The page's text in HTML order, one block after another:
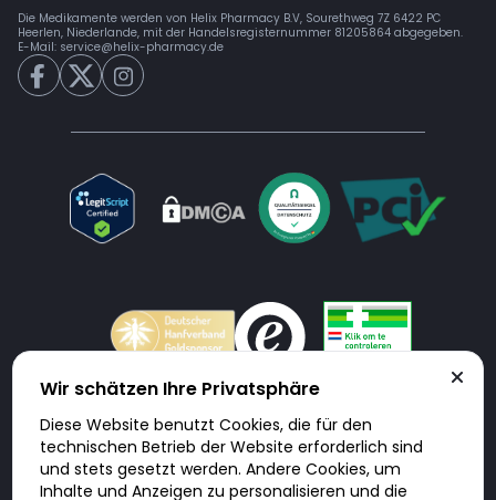
Die Medikamente werden von Helix Pharmacy B.V, Sourethweg 7Z 6422 PC
Heerlen, Niederlande, mit der Handelsregisternummer 81205864 abgegeben.
E-Mail: service@helix-pharmacy.de
Doktorabc.com ist eine Vermittlungsplattform. Doktorabc ist ausdrücklich
keine Internetapotheke. Doktorabc bietet keine Medikamente oder
sonstige Produkte an oder liefert diese. Jegliche Informationen zu
Produkten, Medikamenten und Preisen auf der Internetseite beinhalten
kein Angebot von Doktorabc an Sie. Für die Einhaltung der in Ihrem Land
Wir schätzen Ihre Privatsphäre
Diese Website benutzt Cookies, die für den
technischen Betrieb der Website erforderlich sind
und stets gesetzt werden. Andere Cookies, um
Inhalte und Anzeigen zu personalisieren und die